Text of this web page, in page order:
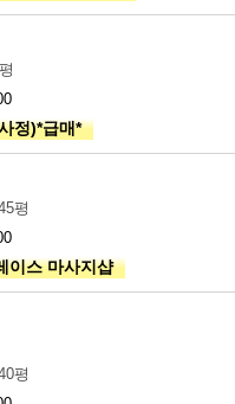
정)*급매*
평
이스 마사지샵
평